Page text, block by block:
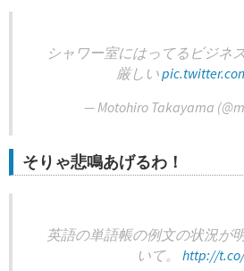
シャワー室にはってるビジネ
厳しい
— Motohiro Takayama
そりゃ悲鳴あげるわ！
英語の単語帳の例文の状況が
いて。 http://